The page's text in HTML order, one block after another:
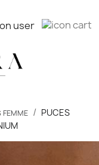
FEMME
PUCES